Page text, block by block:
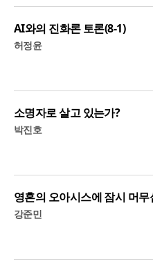
AI와의 진화론 토론(8-1)
허정윤
소명자로 살고 있는가?
박진호
영혼의 오아시스에 잠시 머무
강준민